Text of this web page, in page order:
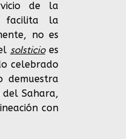
de la
facilita la
no es
solsticioes
celebrado
del Sahara,
con